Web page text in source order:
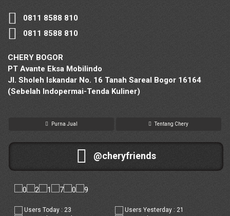
0811 8588 810
0811 8588 810
CHERY BOGOR
PT Avante Eksa Mobilindo
Jl. Sholeh Iskandar No. 16 Tanah Sareal Bogor 16164
(Sebelah Indopermai-Tenda Kuliner)
Purna Jual Tentang Chery
@cheryfriends
Users Today : 23
Users Yesterday : 21